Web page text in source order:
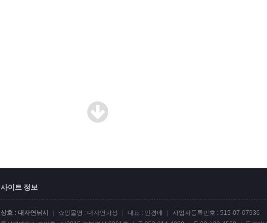
사이트 정보
상호 : 대자연낚시 | 쇼핑몰명 : 대자연피싱 | 대표 : 민경애 |
사업자등록번호 : 515-07-07936